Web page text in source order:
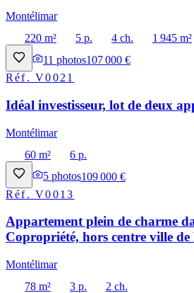
Montélimar
220 m²
5 p. 4 ch.
1 945 m²
11 photos107 000 €
Réf.V0021
Idéal investisseur, lot de deux
Montélimar
60 m²
6 p.
5 photos109 000 €
Réf.V0013
Appartement plein de charme
Copropriété, hors centre ville
Montélimar
78 m²
3 p.
2 ch.